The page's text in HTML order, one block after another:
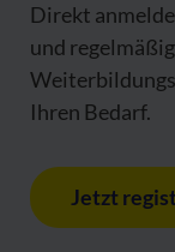
Direkt
und
Ihren Bedarf.
Jetzt